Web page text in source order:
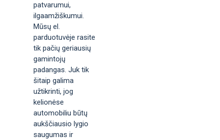
patvarumui,
ilgaamžiškumui.
Mūsų el.
parduotuvėje rasite
tik pačių geriausių
gamintojų
padangas. Juk tik
šitaip galima
užtikrinti, jog
kelionėse
automobiliu būtų
aukščiausio lygio
saugumas ir